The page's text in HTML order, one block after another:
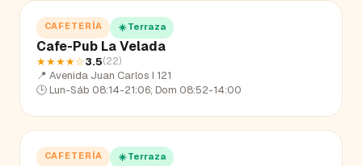
CAFETERÍA ☀️ Terraza
Cafe-Pub La Velada
★★★★☆3.5(22)
📍 Avenida Juan Carlos I 121
🕒 Lun-Sáb 08:14-21:06; Dom 08:52-14:00
CAFETERÍA ☀️ Terraza